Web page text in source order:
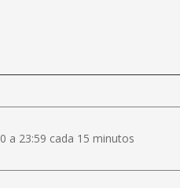
a 23:59 cada 15 minutos